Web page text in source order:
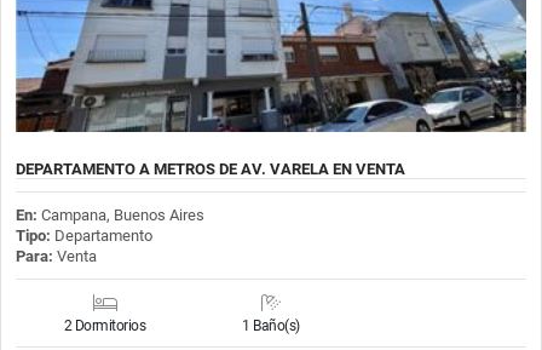
DEPARTAMENTO A METROS DE AV. VARELA EN VENTA
En: Campana, Buenos Aires
Tipo: Departamento
Para: Venta
2 Dormitorios 1 Baño(s)